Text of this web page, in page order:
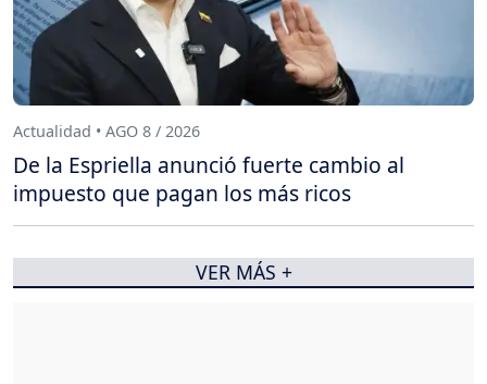
Actualidad • AGO 8 / 2026
De la Espriella anunció fuerte cambio al
impuesto que pagan los más ricos
VER MÁS +